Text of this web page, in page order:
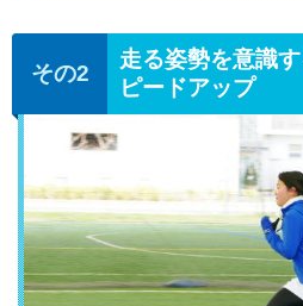
走る姿勢を意識
ピードアップ